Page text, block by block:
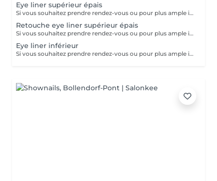
Eye liner supérieur épais
Si vous souhaitez prendre rendez-vous ou pour plus ample imformation, veuillez nous contacter directement en institut. Veuillez prendre en compte que le prix peut être adapter selon vos attentes. Merci !
Retouche eye liner supérieur épais
Si vous souhaitez prendre rendez-vous ou pour plus ample imformation, veuillez nous contacter directement en institut. Veuillez prendre en compte que le prix peut être adapter selon vos attentes. Merci !
Eye liner inférieur
Si vous souhaitez prendre rendez-vous ou pour plus ample imformation, veuillez nous contacter directement en institut. Veuillez prendre en compte que le prix peut être adapter selon vos attentes. Merci !